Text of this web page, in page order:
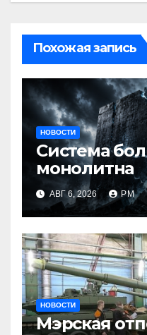
Похожая запись
НОВОСТИ
Система
монолитна
АВГ 6, 2026 РМ
НОВОСТИ
Мэрская